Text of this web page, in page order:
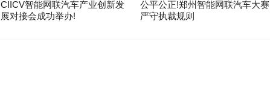
CIICV智能网联汽车产业创新发
展对接会成功举办!
公平公正!郑州智能网联汽车大赛
严守执裁规则